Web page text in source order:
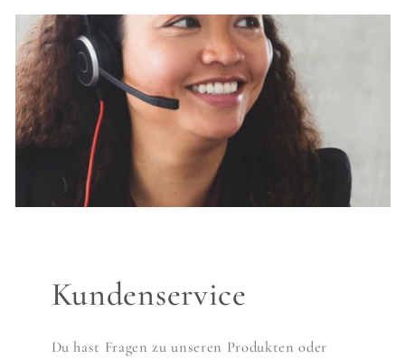
Kundenservice
Du hast Fragen zu unseren Produkten oder